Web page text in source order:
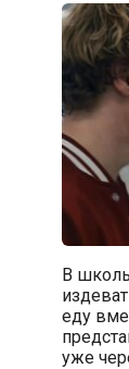
В
еду
уже